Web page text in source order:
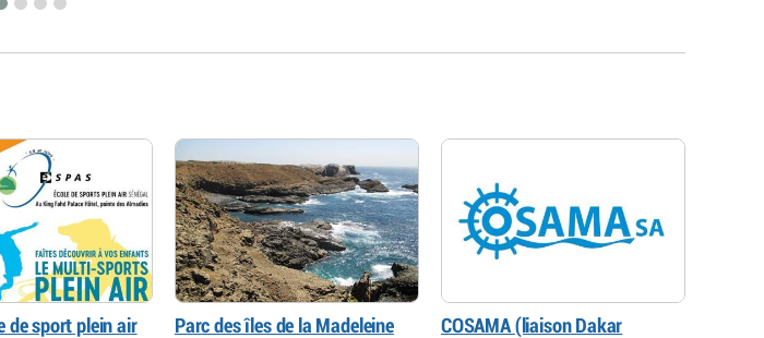
de sport plein air
Parc des îles de la Madeleine
COSAMA (liaison Dakar